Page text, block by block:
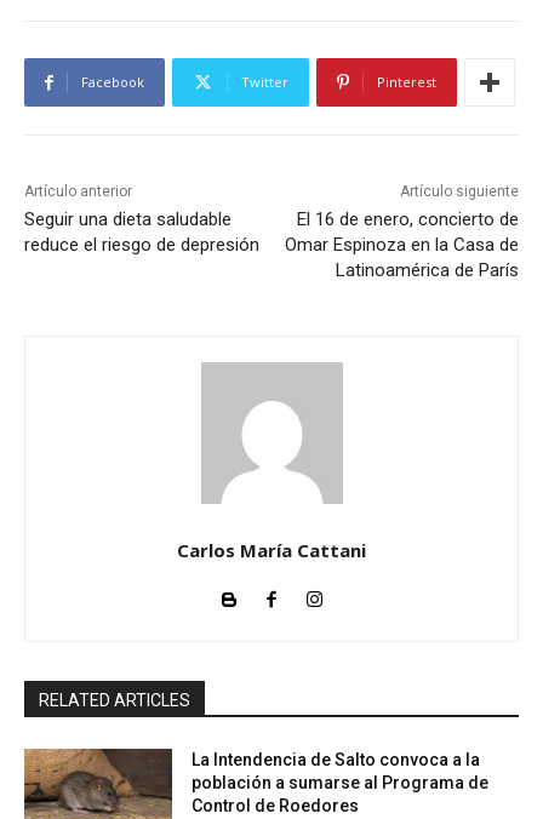
Facebook Twitter Pinterest
Artículo anterior
Seguir una dieta saludable
reduce el riesgo de depresión
Artículo siguiente
El 16 de enero, concierto de
Omar Espinoza en la Casa de
Latinoamérica de París
Carlos María Cattani
RELATED ARTICLES
La Intendencia de Salto convoca a la
población a sumarse al Programa de
Control de Roedores